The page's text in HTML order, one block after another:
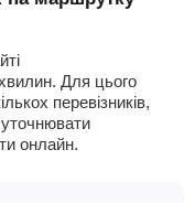
Для цього
перевізників,
онлайн.